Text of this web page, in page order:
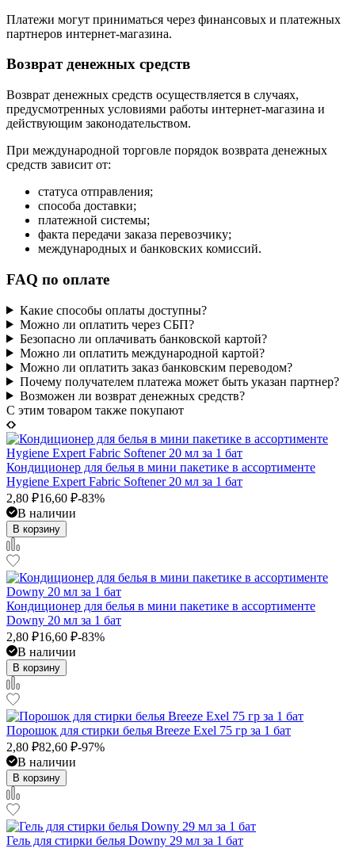
Платежи могут приниматься через финансовых и платежных
партнеров интернет-магазина.
Возврат денежных средств
Возврат денежных средств осуществляется в случаях,
предусмотренных условиями работы интернет-магазина и
действующим законодательством.
При международной торговле порядок возврата денежных
средств зависит от:
статуса отправления;
способа доставки;
платежной системы;
факта передачи заказа перевозчику;
международных и банковских комиссий.
FAQ по оплате
Какие способы оплаты доступны?
Можно ли оплатить через СБП?
Безопасно ли оплачивать банковской картой?
Можно ли оплатить международной картой?
Можно ли оплатить заказ банковским переводом?
Почему получателем платежа может быть указан партнер?
Возможен ли возврат денежных средств?
C этим товаром также покупают
Кондиционер для белья в мини пакетике в ассортименте
Hygiene Expert Fabric Softener 20 мл за 1 бат
2,80 ₽16,60 ₽-83%
В наличии
В корзину
Кондиционер для белья в мини пакетике в ассортименте
Downy 20 мл за 1 бат
2,80 ₽16,60 ₽-83%
В наличии
В корзину
Порошок для стирки белья Breeze Exel 75 гр за 1 бат
2,80 ₽82,60 ₽-97%
В наличии
В корзину
Гель для стирки белья Downy 29 мл за 1 бат